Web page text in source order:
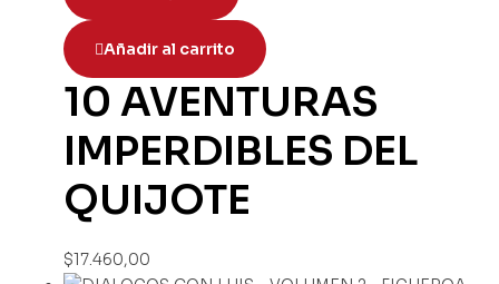
Añadir al carrito
10 AVENTURAS
IMPERDIBLES DEL
QUIJOTE
$17.460,00